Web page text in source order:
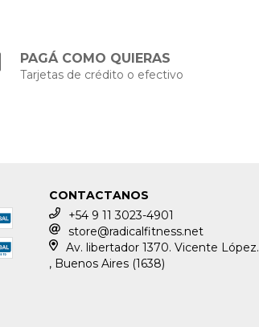
PAGÁ COMO QUIERAS
Tarjetas de crédito o efectivo
CONTACTANOS
+54 9 11 3023-4901
store@radicalfitness.net
Av. libertador 1370. Vicente López.
, Buenos Aires (1638)